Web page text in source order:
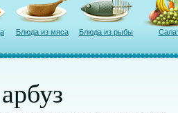
Блюда из мяса Блюда из рыбы